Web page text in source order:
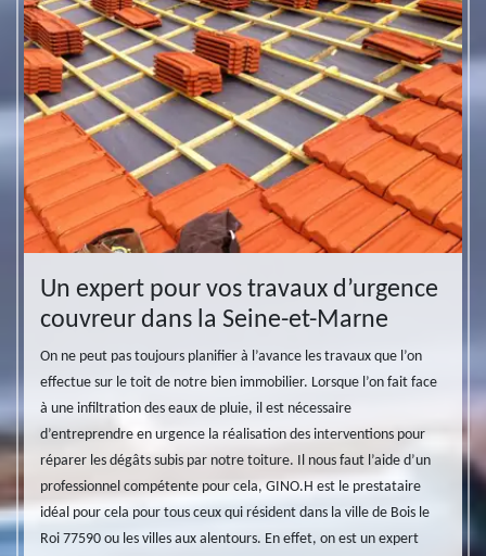
Ramoneur 77 Charpentier 77
Pose et changement de
Nettoyage et démoussage
Nettoyage et ravalement
de façade 77
Un expert pour vos travaux d’urgence
couvreur dans la Seine-et-Marne
On ne peut pas toujours planifier à l’avance les travaux que l’on
effectue sur le toit de notre bien immobilier. Lorsque l’on fait face
à une infiltration des eaux de pluie, il est nécessaire
d’entreprendre en urgence la réalisation des interventions pour
réparer les dégâts subis par notre toiture. Il nous faut l’aide d’un
professionnel compétente pour cela, GINO.H est le prestataire
idéal pour cela pour tous ceux qui résident dans la ville de Bois le
Roi 77590 ou les villes aux alentours. En effet, on est un expert